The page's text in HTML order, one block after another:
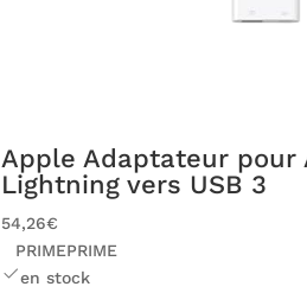
Apple Adaptateur pour
Lightning vers USB 3
54,26€
PRIMEPRIME
en stock